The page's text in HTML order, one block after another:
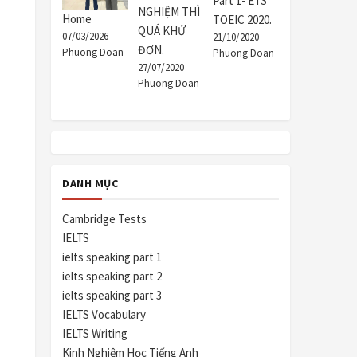
Home
07/03/2026
Phuong Doan
NGHIỆM THÌ
QUÁ KHỨ
ĐƠN.
27/07/2020
Phuong Doan
TOEIC 2020.
21/10/2020
Phuong Doan
DANH MỤC
Cambridge Tests
IELTS
ielts speaking part 1
ielts speaking part 2
ielts speaking part 3
IELTS Vocabulary
IELTS Writing
Kinh Nghiệm Học Tiếng Anh